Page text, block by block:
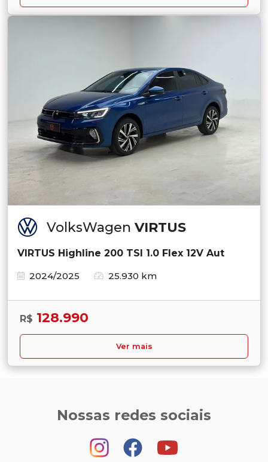
VolksWagen VIRTUS
VIRTUS Highline 200 TSI 1.0 Flex 12V Aut
2024/2025
25.930 km
R$ 128.990
Ver mais
Nossas redes sociais